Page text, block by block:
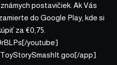
postavičiek. Ak Vás
do Google Play, kde si
za €0,75.
youtube]
app]